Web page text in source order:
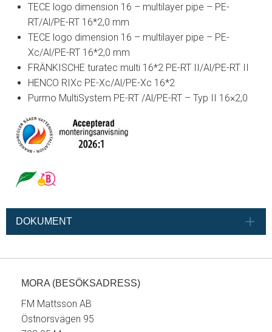
TECE logo dimension 16 – multilayer pipe – PE-
RT/Al/PE-RT 16*2,0 mm
TECE logo dimension 16 – multilayer pipe – PE-
Xc/Al/PE-RT 16*2,0 mm
FRÄNKISCHE turatec multi 16*2 PE-RT II/Al/PE-RT II
HENCO RIXc PE-Xc/Al/PE-Xc 16*2
Purmo MultiSystem PE-RT /Al/PE-RT – Typ II 16×2,0
DOKUMENT
MORA (BESÖKSADRESS)
FM Mattsson AB
Östnorsvägen 95